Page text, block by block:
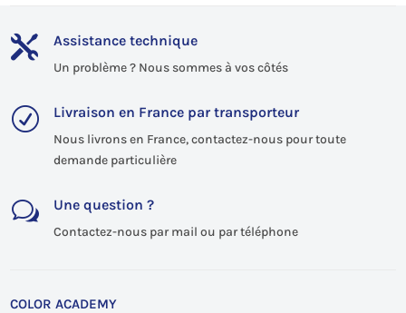
 Assistance technique
Un problème ? Nous sommes à vos côtés
R Livraison en France par transporteur
Nous livrons en France, contactez-nous pour toute
demande particulière
w Une question ?
Contactez-nous par mail ou par téléphone
COLOR ACADEMY